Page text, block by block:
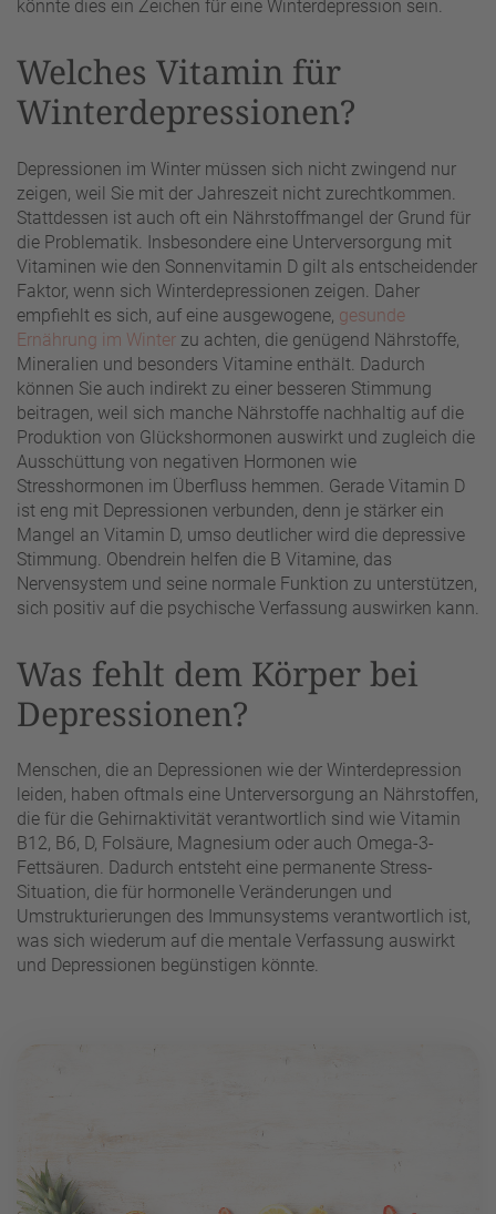
könnte dies ein Zeichen für eine Winterdepression sein.
Welches Vitamin für
Winterdepressionen?
Depressionen im Winter müssen sich nicht zwingend nur
zeigen, weil Sie mit der Jahreszeit nicht zurechtkommen.
Stattdessen ist auch oft ein Nährstoffmangel der Grund für
die Problematik. Insbesondere eine Unterversorgung mit
Vitaminen wie den Sonnenvitamin D gilt als entscheidender
Faktor, wenn sich Winterdepressionen zeigen. Daher
empfiehlt es sich, auf eine ausgewogene, gesunde
Ernährung im Winter zu achten, die genügend Nährstoffe,
Mineralien und besonders Vitamine enthält. Dadurch
können Sie auch indirekt zu einer besseren Stimmung
beitragen, weil sich manche Nährstoffe nachhaltig auf die
Produktion von Glückshormonen auswirkt und zugleich die
Ausschüttung von negativen Hormonen wie
Stresshormonen im Überfluss hemmen. Gerade Vitamin D
ist eng mit Depressionen verbunden, denn je stärker ein
Mangel an Vitamin D, umso deutlicher wird die depressive
Stimmung. Obendrein helfen die B Vitamine, das
Nervensystem und seine normale Funktion zu unterstützen,
sich positiv auf die psychische Verfassung auswirken kann.
Was fehlt dem Körper bei
Depressionen?
Menschen, die an Depressionen wie der Winterdepression
leiden, haben oftmals eine Unterversorgung an Nährstoffen,
die für die Gehirnaktivität verantwortlich sind wie Vitamin
B12, B6, D, Folsäure, Magnesium oder auch Omega-3-
Fettsäuren. Dadurch entsteht eine permanente Stress-
Situation, die für hormonelle Veränderungen und
Umstrukturierungen des Immunsystems verantwortlich ist,
was sich wiederum auf die mentale Verfassung auswirkt
und Depressionen begünstigen könnte.